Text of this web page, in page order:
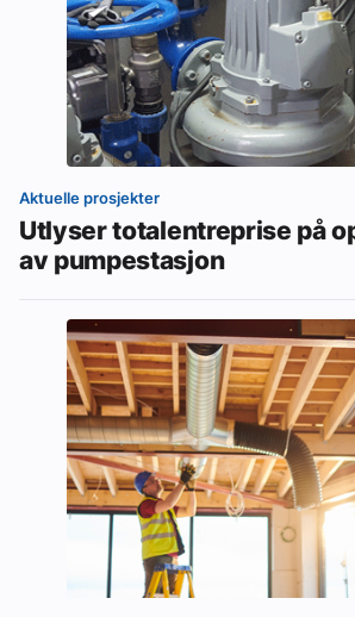
Aktuelle prosjekter
Utlyser totalentreprise på
av pumpestasjon